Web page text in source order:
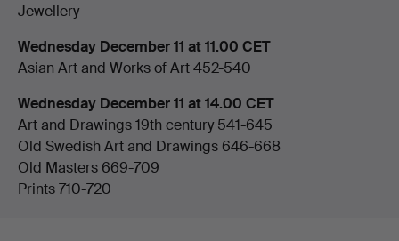
Jewellery
Wednesday December 11 at 11.00 CET
Asian Art and Works of Art 452-540
Wednesday December 11 at 14.00 CET
Art and Drawings 19th century 541-645
Old Swedish Art and Drawings 646-668
Old Masters 669-709
Prints 710-720